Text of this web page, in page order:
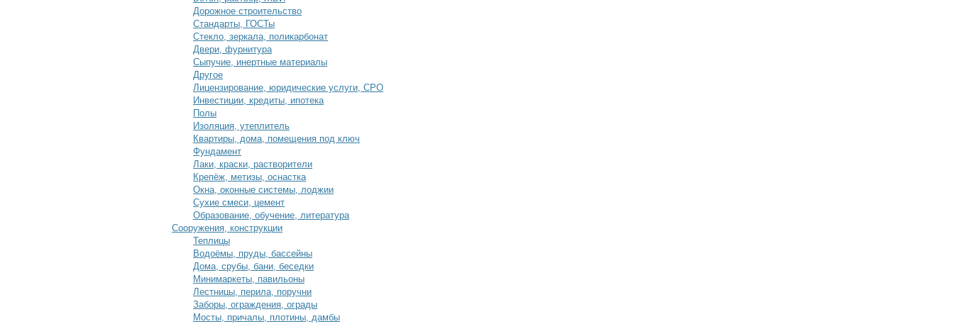
Дорожное строительство
Стандарты, ГОСТы
Стекло, зеркала, поликарбонат
Двери, фурнитура
Сыпучие, инертные материалы
Другое
Лицензирование, юридические услуги, СРО
Инвестиции, кредиты, ипотека
Полы
Изоляция, утеплитель
Квартиры, дома, помещения под ключ
Фундамент
Лаки, краски, растворители
Крепёж, метизы, оснастка
Окна, оконные системы, лоджии
Сухие смеси, цемент
Образование, обучение, литература
Сооружения, конструкции
Теплицы
Водоёмы, пруды, бассейны
Дома, срубы, бани, беседки
Минимаркеты, павильоны
Лестницы, перила, поручни
Заборы, ограждения, ограды
Мосты, причалы, плотины, дамбы